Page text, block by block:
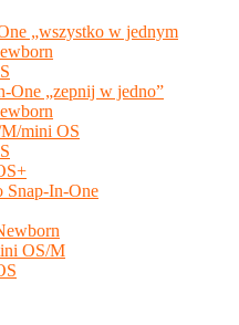
„wszystko w jednym
One „zepnij w jedno”
mini OS
Snap-In-One
OS/M